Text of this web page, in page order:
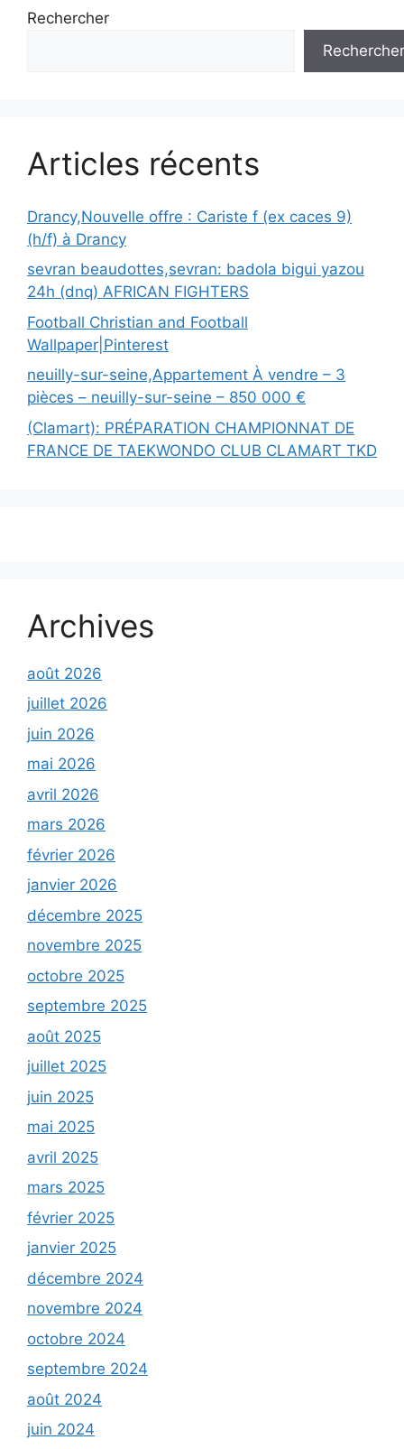
Rechercher
Rechercher
Articles récents
Drancy,Nouvelle offre : Cariste f (ex caces 9)
(h/f) à Drancy
sevran beaudottes,sevran: badola bigui yazou
24h (dnq) AFRICAN FIGHTERS
Football Christian and Football
Wallpaper|Pinterest
neuilly-sur-seine,Appartement À vendre – 3
pièces – neuilly-sur-seine – 850 000 €
(Clamart): PRÉPARATION CHAMPIONNAT DE
FRANCE DE TAEKWONDO CLUB CLAMART TKD
Archives
août 2026
juillet 2026
juin 2026
mai 2026
avril 2026
mars 2026
février 2026
janvier 2026
décembre 2025
novembre 2025
octobre 2025
septembre 2025
août 2025
juillet 2025
juin 2025
mai 2025
avril 2025
mars 2025
février 2025
janvier 2025
décembre 2024
novembre 2024
octobre 2024
septembre 2024
août 2024
juin 2024